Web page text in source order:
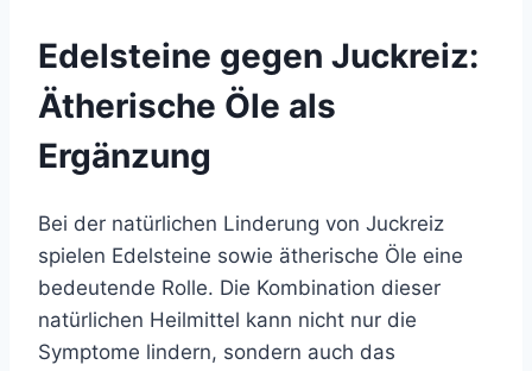
Edelsteine gegen Juckreiz:
Ätherische Öle als
Ergänzung
Bei der natürlichen Linderung von Juckreiz
spielen Edelsteine sowie ätherische Öle eine
bedeutende Rolle. Die Kombination dieser
natürlichen Heilmittel kann nicht nur die
Symptome lindern, sondern auch das